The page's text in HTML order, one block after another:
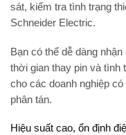
sát, kiểm tra tình trạng
Schneider Electric.
Bạn có thể dễ dàng
thời gian thay pin và tình
cho các doanh nghiệp
phân tán.
Hiệu suất cao, ổn định